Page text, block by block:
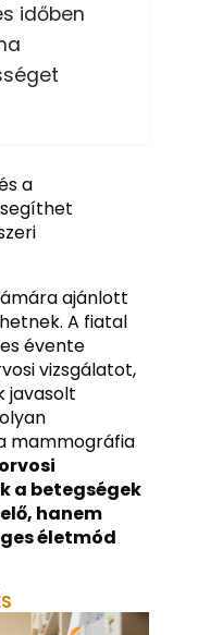
időben
a
ajánlott
A fiatal
évente
vizsgálatot,
javasolt
mammográfia
a betegségek
hanem
életmód